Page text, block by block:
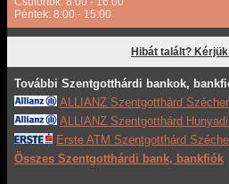
Péntek: 8:00 - 15:00
Hibát talált?
További Szentgotthárdi bankok,
ALLIANZ Szentgotthárd
ALLIANZ Szentgotthárd
Erste ATM Szentgotthárd
Összes Szentgotthárdi bank, bankfiók